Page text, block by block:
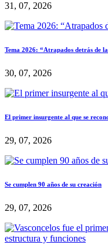
31, 07, 2026
Tema 2026: “Atrapados detrás de
30, 07, 2026
El primer insurgente al que se
29, 07, 2026
Se cumplen 90 años de su creación
29, 07, 2026